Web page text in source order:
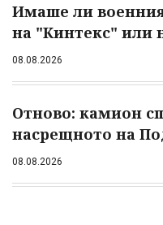
Имаше ли
на "Кинтекс" или
08.08.2026
Отново: камион
насрещното на
08.08.2026